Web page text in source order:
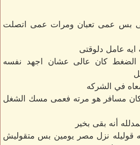
بس عمى تعبان ومرات عمى اتصلت
ايه عامل دلوقتى
الضغط كان عالى عشان اجهد نفسه
في الشركه
مسافر هو مرته فعمى مسك الشغل
أنه بقى بخير
قوليله نزل مصر يومين بس متقوليش